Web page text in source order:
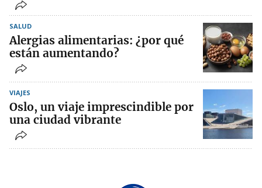
SALUD
Alergias alimentarias: ¿por qué
están aumentando?
VIAJES
Oslo, un viaje imprescindible por
una ciudad vibrante